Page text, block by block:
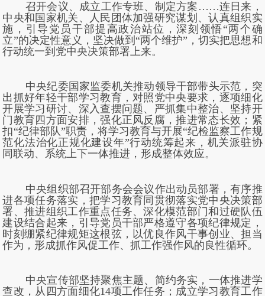
召开会议、成立工作专班、制定方案……连日来，
中央和国家机关、人民团体加强研究谋划、认真组织实
施，引导党员干部提高政治站位，深刻领悟“两个确
立”的决定性意义，坚决做到“两个维护”，切实把思想和
行动统一到党中央决策部署上来。
中央纪委国家监委机关推动领导干部带头示范，突
出抓好年轻干部学习教育，对照党中央要求，逐项细化
开展学习研讨、深入查摆问题、严抓集中整治、坚持开
门教育四方面安排，强化正风反腐，推进常态长效；紧
扣“纪律部队”职责，将学习教育与开展“纪检监察工作规
范化法治化正规化建设年”行动统筹起来，机关派驻协
同联动、系统上下一体推进，形成整体效应。
中央组织部召开部务会会议作出动员部署，有序推
进各项任务落实，把学习教育同贯彻落实党中央决策部
署、推进组织工作重点任务、深化模范部门和过硬队伍
建设结合起来，引导党员干部严格遵守各项纪律规定，
时刻绷紧纪律规矩这根弦，以优良作风干事创业、担当
作为，形成抓作风促工作、抓工作强作风的良性循环。
中央宣传部坚持聚焦主题、简约务实，一体推进学
查改，从四方面细化14项工作任务；成立学习教育工作